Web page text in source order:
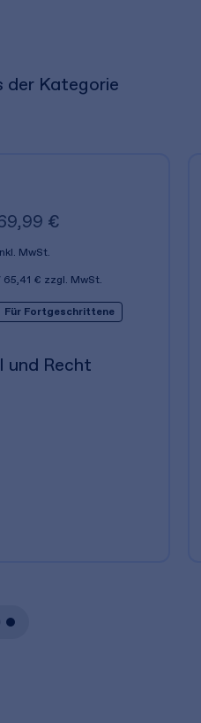
der Kategorie
€
MwSt.
65,41 € zzgl. MwSt.
Für Fortgeschrittene
und Recht